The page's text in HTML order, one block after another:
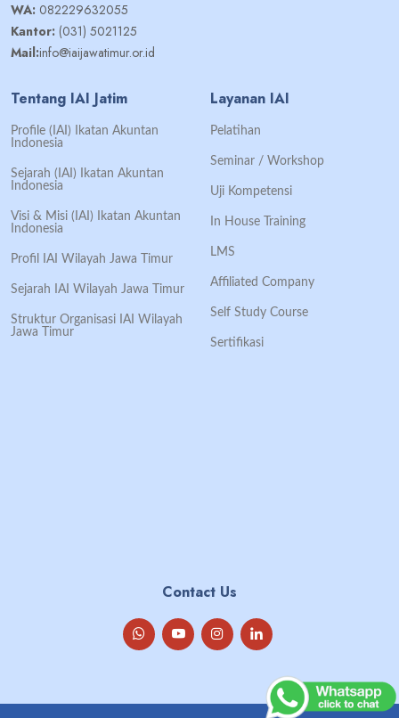
WA: 082229632055
Kantor: (031) 5021125
Mail:info@iaijawatimur.or.id
Tentang IAI Jatim
Profile (IAI) Ikatan Akuntan
Indonesia
Sejarah (IAI) Ikatan Akuntan
Indonesia
Visi & Misi (IAI) Ikatan Akuntan
Indonesia
Profil IAI Wilayah Jawa Timur
Sejarah IAI Wilayah Jawa Timur
Struktur Organisasi IAI Wilayah
Jawa Timur
Layanan IAI
Pelatihan
Seminar / Workshop
Uji Kompetensi
In House Training
LMS
Affiliated Company
Self Study Course
Sertifikasi
Contact Us